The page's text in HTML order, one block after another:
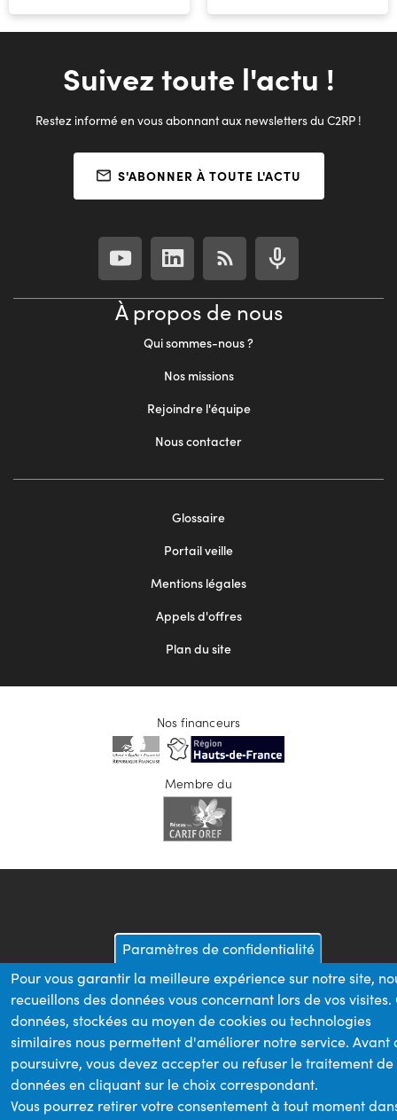
Suivez toute l'actu !
Restez informé en vous abonnant aux newsletters du C2RP !
S'ABONNER À TOUTE L'ACTU
À propos de nous
Qui sommes-nous ?
Nos missions
Rejoindre l'équipe
Nous contacter
Glossaire
Portail veille
Mentions légales
Appels d'offres
Plan du site
Nos financeurs
Membre du
Paramètres de confidentialité
Pour vous garantir la meilleure expérience sur notre site,
recueillons des données vous concernant lors de vos visites.
données, stockées au moyen de cookies ou technologies
similaires nous permettent d'améliorer notre service. Avant
poursuivre, vous devez accepter ou refuser le traitement de
données en cliquant sur le choix correspondant.
Vous pourrez retirer votre consentement à tout moment